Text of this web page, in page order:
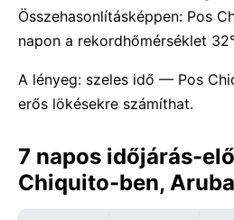
Összehasonlításképpen: Pos
napon a rekordhőmérséklet
A lényeg: szeles idő — Pos
erős lökésekre számíthat.
7 napos időjárás-
Chiquito-ben,